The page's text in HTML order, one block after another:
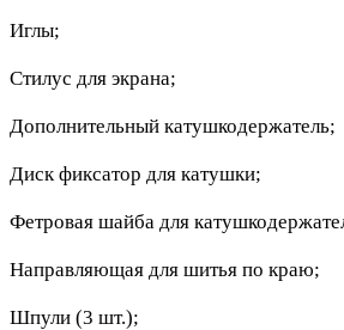
Иглы;
Стилус для экрана;
Дополнительный катушкодержатель;
Диск фиксатор для катушки;
Фетровая шайба для
Направляющая для шитья по краю;
Шпули (3 шт.);